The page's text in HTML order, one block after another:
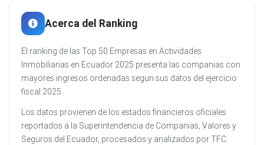
Acerca del Ranking
El ranking de las Top 50 Empresas en Actividades
Inmobiliarias en Ecuador 2025 presenta las companias con
mayores ingresos ordenadas segun sus datos del ejercicio
fiscal 2025.
Los datos provienen de los estados financieros oficiales
reportados a la Superintendencia de Companias, Valores y
Seguros del Ecuador, procesados y analizados por TFC